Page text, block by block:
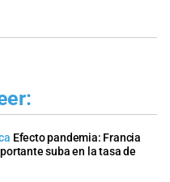
Efecto pandemia: Francia
suba en la tasa de